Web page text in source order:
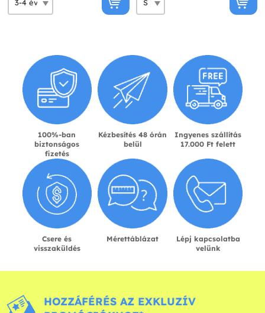
100%-ban
biztonságos
fizetés
Kézbesítés 48 órán
belül
Ingyenes szállítás
17.000 Ft felett
Csere és
visszaküldés
Mérettáblázat
Lépj kapcsolatba
velünk
HOZZÁFÉRÉS AZ EXKLUZÍV